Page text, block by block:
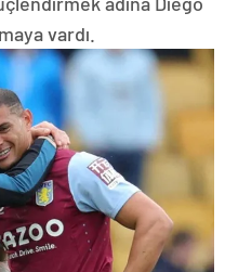
vardı.